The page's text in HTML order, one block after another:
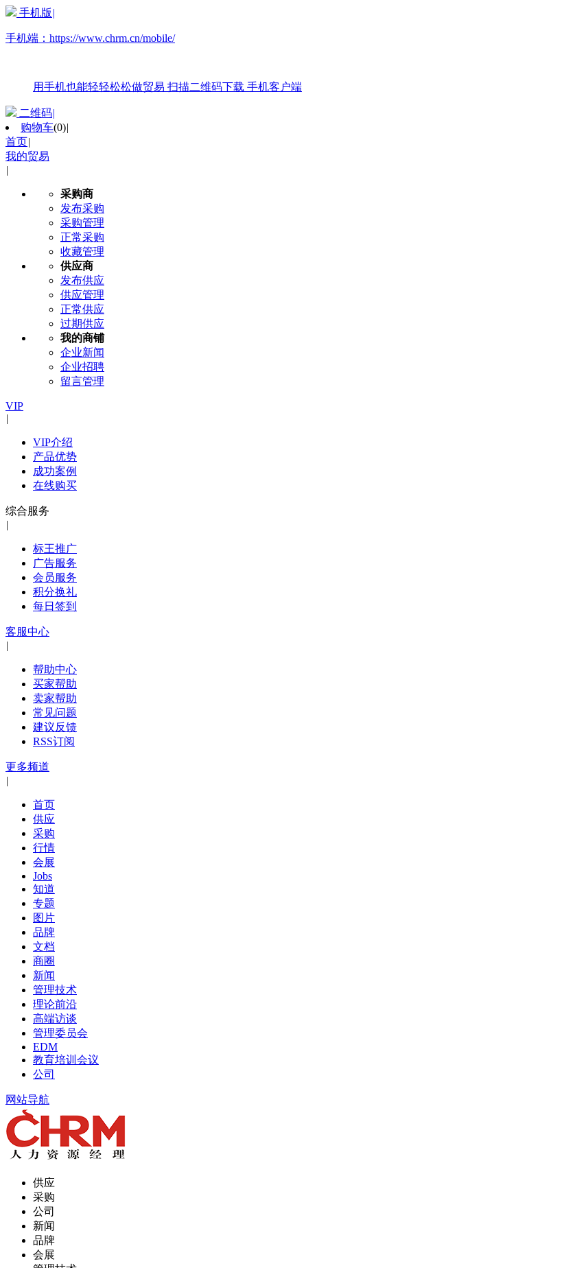
手机版 |
手机端： https://www.chrm.cn/mobile/
用手机也能轻轻松松做贸易 扫描二维码下载 手机客户端
二维码|
购物车(0)|
首页|
我的贸易
|
采购商
发布采购
采购管理
正常采购
收藏管理
供应商
发布供应
供应管理
正常供应
过期供应
我的商铺
企业新闻
企业招聘
留言管理
VIP
|
VIP介绍
产品优势
成功案例
在线购买
综合服务
|
标王推广
广告服务
会员服务
积分换礼
每日签到
客服中心
|
帮助中心
买家帮助
卖家帮助
常见问题
建议反馈
RSS订阅
更多频道
|
首页
供应
采购
行情
会展
Jobs
知道
专题
图片
品牌
文档
商圈
新闻
管理技术
理论前沿
高端访谈
管理委员会
EDM
教育培训会议
公司
网站导航
供应
采购
公司
新闻
品牌
会展